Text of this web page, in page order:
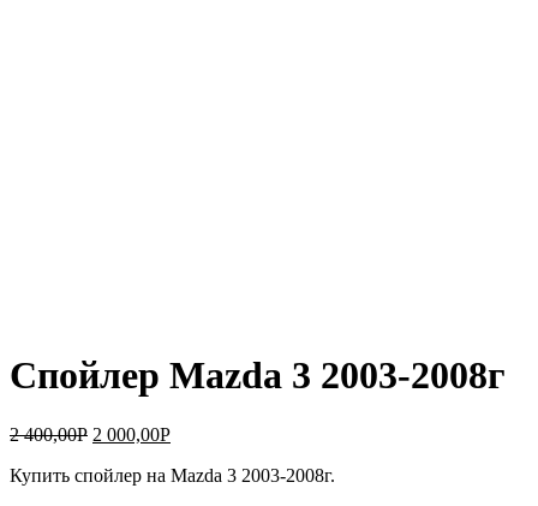
Спойлер Mazda 3 2003-2008г
2 400,00Р 2 000,00Р
Купить спойлер на Mazda 3 2003-2008г.